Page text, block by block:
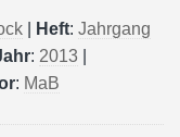
Heft: Jahrgang
: 2013
: MaB